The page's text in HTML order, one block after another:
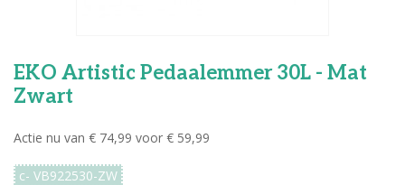
EKO Artistic Pedaalemmer 30L - Mat
Zwart
Actie nu van € 74,99 voor € 59,99
c- VB922530-ZW